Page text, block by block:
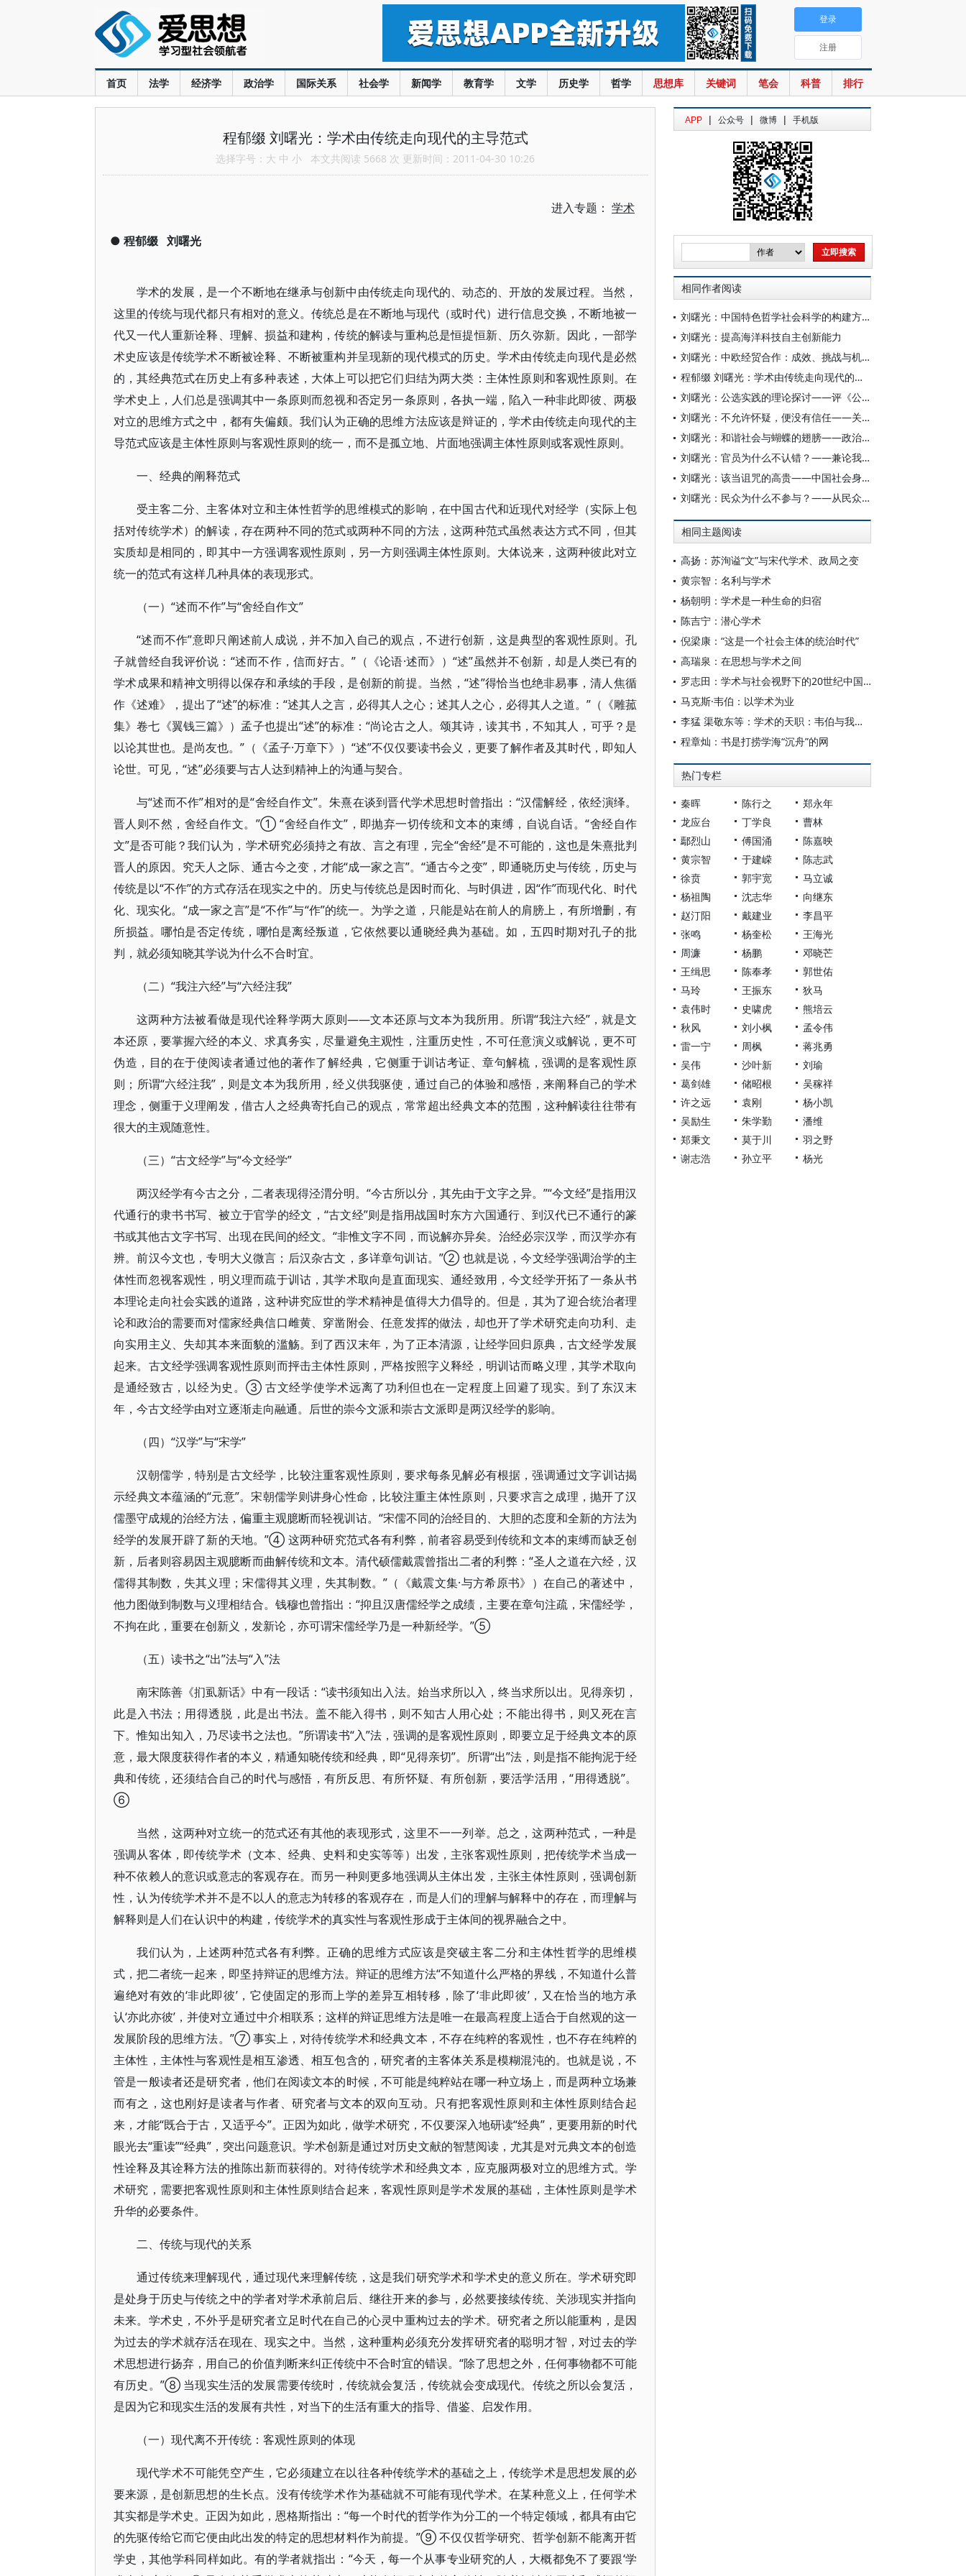
首页 法学 经济学 政治学 国际关系 社会学 新闻学 教育学 文学 历史学 哲学 思想库 关键词 笔会 科普 排行
登录
注册
程郁缀 刘曙光：学术由传统走向现代的主导范式
选择字号： 大 中 小 本文共阅读 5668 次 更新时间：2011-04-30 10:26
进入专题： 学术
● 程郁缀 刘曙光
学术的发展，是一个不断地在继承与创新中由传统走向现代的、动态的、开放的发展过程。当然，
这里的传统与现代都只有相对的意义。传统总是在不断地与现代（或时代）进行信息交换，不断地被一
代又一代人重新诠释、理解、损益和建构，传统的解读与重构总是恒提恒新、历久弥新。因此，一部学
术史应该是传统学术不断被诠释、不断被重构并呈现新的现代模式的历史。学术由传统走向现代是必然
的，其经典范式在历史上有多种表述，大体上可以把它们归结为两大类：主体性原则和客观性原则。在
学术史上，人们总是强调其中一条原则而忽视和否定另一条原则，各执一端，陷入一种非此即彼、两极
对立的思维方式之中，都有失偏颇。我们认为正确的思维方法应该是辩证的，学术由传统走向现代的主
导范式应该是主体性原则与客观性原则的统一，而不是孤立地、片面地强调主体性原则或客观性原则。
一、经典的阐释范式
受主客二分、主客体对立和主体性哲学的思维模式的影响，在中国古代和近现代对经学（实际上包
括对传统学术）的解读，存在两种不同的范式或两种不同的方法，这两种范式虽然表达方式不同，但其
实质却是相同的，即其中一方强调客观性原则，另一方则强调主体性原则。大体说来，这两种彼此对立
统一的范式有这样几种具体的表现形式。
（一）“述而不作”与“舍经自作文”
“述而不作”意即只阐述前人成说，并不加入自己的观点，不进行创新，这是典型的客观性原则。孔
子就曾经自我评价说：“述而不作，信而好古。”（《论语·述而》）“述”虽然并不创新，却是人类已有的
学术成果和精神文明得以保存和承续的手段，是创新的前提。当然，“述”得恰当也绝非易事，清人焦循
作《述难》，提出了“述”的标准：“述其人之言，必得其人之心；述其人之心，必得其人之道。”（《雕菰
集》卷七《翼钱三篇》）孟子也提出“述”的标准：“尚论古之人。颂其诗，读其书，不知其人，可乎？是
以论其世也。是尚友也。”（《孟子·万章下》）“述”不仅仅要读书会义，更要了解作者及其时代，即知人
论世。可见，“述”必须要与古人达到精神上的沟通与契合。
与“述而不作”相对的是“舍经自作文”。朱熹在谈到晋代学术思想时曾指出：“汉儒解经，依经演绎。
晋人则不然，舍经自作文。”① “舍经自作文”，即抛弃一切传统和文本的束缚，自说自话。“舍经自作
文”是否可能？我们认为，学术研究必须持之有故、言之有理，完全“舍经”是不可能的，这也是朱熹批判
晋人的原因。究天人之际、通古今之变，才能“成一家之言”。“通古今之变”，即通晓历史与传统，历史与
传统是以“不作”的方式存活在现实之中的。历史与传统总是因时而化、与时俱进，因“作”而现代化、时代
化、现实化。“成一家之言”是“不作”与“作”的统一。为学之道，只能是站在前人的肩膀上，有所增删，有
所损益。哪怕是否定传统，哪怕是离经叛道，它依然要以通晓经典为基础。如，五四时期对孔子的批
判，就必须知晓其学说为什么不合时宜。
（二）“我注六经”与“六经注我”
这两种方法被看做是现代诠释学两大原则——文本还原与文本为我所用。所谓“我注六经”，就是文
本还原，要掌握六经的本义、求真务实，尽量避免主观性，注重历史性，不可任意演义或解说，更不可
伪造，目的在于使阅读者通过他的著作了解经典，它侧重于训诂考证、章句解梳，强调的是客观性原
则；所谓“六经注我”，则是文本为我所用，经义供我驱使，通过自己的体验和感悟，来阐释自己的学术
理念，侧重于义理阐发，借古人之经典寄托自己的观点，常常超出经典文本的范围，这种解读往往带有
很大的主观随意性。
（三）“古文经学”与“今文经学”
两汉经学有今古之分，二者表现得泾渭分明。“今古所以分，其先由于文字之异。”“今文经”是指用汉
代通行的隶书书写、被立于官学的经文，“古文经”则是指用战国时东方六国通行、到汉代已不通行的篆
书或其他古文字书写、出现在民间的经文。“非惟文字不同，而说解亦异矣。治经必宗汉学，而汉学亦有
辨。前汉今文也，专明大义微言；后汉杂古文，多详章句训诂。”② 也就是说，今文经学强调治学的主
体性而忽视客观性，明义理而疏于训诂，其学术取向是直面现实、通经致用，今文经学开拓了一条从书
本理论走向社会实践的道路，这种讲究应世的学术精神是值得大力倡导的。但是，其为了迎合统治者理
论和政治的需要而对儒家经典信口雌黄、穿凿附会、任意发挥的做法，却也开了学术研究走向功利、走
向实用主义、失却其本来面貌的滥觞。到了西汉末年，为了正本清源，让经学回归原典，古文经学发展
起来。古文经学强调客观性原则而抨击主体性原则，严格按照字义释经，明训诂而略义理，其学术取向
是通经致古，以经为史。③ 古文经学使学术远离了功利但也在一定程度上回避了现实。到了东汉末
年，今古文经学由对立逐渐走向融通。后世的崇今文派和崇古文派即是两汉经学的影响。
（四）“汉学”与“宋学”
汉朝儒学，特别是古文经学，比较注重客观性原则，要求每条见解必有根据，强调通过文字训诂揭
示经典文本蕴涵的“元意”。宋朝儒学则讲身心性命，比较注重主体性原则，只要求言之成理，抛开了汉
儒墨守成规的治经方法，偏重主观臆断而轻视训诂。“宋儒不同的治经目的、大胆的态度和全新的方法为
经学的发展开辟了新的天地。”④ 这两种研究范式各有利弊，前者容易受到传统和文本的束缚而缺乏创
新，后者则容易因主观臆断而曲解传统和文本。清代硕儒戴震曾指出二者的利弊：“圣人之道在六经，汉
儒得其制数，失其义理；宋儒得其义理，失其制数。”（《戴震文集·与方希原书》）在自己的著述中，
他力图做到制数与义理相结合。钱穆也曾指出：“抑且汉唐儒经学之成绩，主要在章句注疏，宋儒经学，
不拘在此，重要在创新义，发新论，亦可谓宋儒经学乃是一种新经学。”⑤
（五）读书之“出”法与“入”法
南宋陈善《扪虱新话》中有一段话：“读书须知出入法。始当求所以入，终当求所以出。见得亲切，
此是入书法；用得透脱，此是出书法。盖不能入得书，则不知古人用心处；不能出得书，则又死在言
下。惟知出知入，乃尽读书之法也。”所谓读书“入”法，强调的是客观性原则，即要立足于经典文本的原
意，最大限度获得作者的本义，精通知晓传统和经典，即“见得亲切”。所谓“出”法，则是指不能拘泥于经
典和传统，还须结合自己的时代与感悟，有所反思、有所怀疑、有所创新，要活学活用，“用得透脱”。
⑥
当然，这两种对立统一的范式还有其他的表现形式，这里不一一列举。总之，这两种范式，一种是
强调从客体，即传统学术（文本、经典、史料和史实等等）出发，主张客观性原则，把传统学术当成一
种不依赖人的意识或意志的客观存在。而另一种则更多地强调从主体出发，主张主体性原则，强调创新
性，认为传统学术并不是不以人的意志为转移的客观存在，而是人们的理解与解释中的存在，而理解与
解释则是人们在认识中的构建，传统学术的真实性与客观性形成于主体间的视界融合之中。
我们认为，上述两种范式各有利弊。正确的思维方式应该是突破主客二分和主体性哲学的思维模
式，把二者统一起来，即坚持辩证的思维方法。辩证的思维方法“不知道什么严格的界线，不知道什么普
遍绝对有效的‘非此即彼’，它使固定的形而上学的差异互相转移，除了‘非此即彼’，又在恰当的地方承
认‘亦此亦彼’，并使对立通过中介相联系；这样的辩证思维方法是唯一在最高程度上适合于自然观的这一
发展阶段的思维方法。”⑦ 事实上，对待传统学术和经典文本，不存在纯粹的客观性，也不存在纯粹的
主体性，主体性与客观性是相互渗透、相互包含的，研究者的主客体关系是模糊混沌的。也就是说，不
管是一般读者还是研究者，他们在阅读文本的时候，不可能是纯粹站在哪一种立场上，而是两种立场兼
而有之，这也刚好是读者与作者、研究者与文本的双向互动。只有把客观性原则和主体性原则结合起
来，才能“既合于古，又适乎今”。正因为如此，做学术研究，不仅要深入地研读“经典”，更要用新的时代
眼光去“重读”“经典”，突出问题意识。学术创新是通过对历史文献的智慧阅读，尤其是对元典文本的创造
性诠释及其诠释方法的推陈出新而获得的。对待传统学术和经典文本，应克服两极对立的思维方式。学
术研究，需要把客观性原则和主体性原则结合起来，客观性原则是学术发展的基础，主体性原则是学术
升华的必要条件。
二、传统与现代的关系
通过传统来理解现代，通过现代来理解传统，这是我们研究学术和学术史的意义所在。学术研究即
是处身于历史与传统之中的学者对学术承前启后、继往开来的参与，必然要接续传统、关涉现实并指向
未来。学术史，不外乎是研究者立足时代在自己的心灵中重构过去的学术。研究者之所以能重构，是因
为过去的学术就存活在现在、现实之中。当然，这种重构必须充分发挥研究者的聪明才智，对过去的学
术思想进行扬弃，用自己的价值判断来纠正传统中不合时宜的错误。“除了思想之外，任何事物都不可能
有历史。”⑧ 当现实生活的发展需要传统时，传统就会复活，传统就会变成现代。传统之所以会复活，
是因为它和现实生活的发展有共性，对当下的生活有重大的指导、借鉴、启发作用。
（一）现代离不开传统：客观性原则的体现
现代学术不可能凭空产生，它必须建立在以往各种传统学术的基础之上，传统学术是思想发展的必
要来源，是创新思想的生长点。没有传统学术作为基础就不可能有现代学术。在某种意义上，任何学术
其实都是学术史。正因为如此，恩格斯指出：“每一个时代的哲学作为分工的一个特定领域，都具有由它
的先驱传给它而它便由此出发的特定的思想材料作为前提。”⑨ 不仅仅哲学研究、哲学创新不能离开哲
学史，其他学科同样如此。有的学者就指出：“今天，每一个从事专业研究的人，大概都免不了要跟‘学
APP | 公众号 | 微博 | 手机版
相同作者阅读
刘曙光：中国特色哲学社会科学的构建方略
刘曙光：提高海洋科技自主创新能力
刘曙光：中欧经贸合作：成效、挑战与机遇
程郁缀 刘曙光：学术由传统走向现代的主导范式
刘曙光：公选实践的理论探讨——评《公选公正论》
刘曙光：不允许怀疑，便没有信任——关于政治信任不对称原理
刘曙光：和谐社会与蝴蝶的翅膀——政治的有序和无序随想
刘曙光：官员为什么不认错？——兼论我国行政伦理的最高准则
刘曙光：该当诅咒的高贵——中国社会身份排斥的政治哲学分析
刘曙光：民众为什么不参与？——从民众的视角看民主政治
相同主题阅读
高扬：苏洵谥“文”与宋代学术、政局之变
黄宗智：名利与学术
杨朝明：学术是一种生命的归宿
陈吉宁：潜心学术
倪梁康：“这是一个社会主体的统治时代”
高瑞泉：在思想与学术之间
罗志田：学术与社会视野下的20世纪中国史学
马克斯·韦伯：以学术为业
李猛 渠敬东等：学术的天职：韦伯与我们时代的对话
程章灿：书是打捞学海“沉舟”的网
热门专栏
秦晖 陈行之
郑永年
龙应台
丁学良
曹林
鄢烈山
傅国涌
陈嘉映
黄宗智
于建嵘
陈志武
徐贲
郭宇宽
马立诚
杨祖陶
沈志华
向继东
赵汀阳
戴建业
李昌平
张鸣
杨奎松
王海光
周濂
杨鹏
邓晓芒
王缉思
陈奉孝
郭世佑
马玲
王振东
狄马
袁伟时
史啸虎
熊培云
秋风
刘小枫
孟令伟
雷一宁
周枫
蒋兆勇
吴伟
沙叶新
刘瑜
葛剑雄
储昭根
吴稼祥
许之远
袁刚
杨小凯
吴励生
朱学勤
潘维
郑秉文
莫于川
羽之野
谢志浩
孙立平 杨光